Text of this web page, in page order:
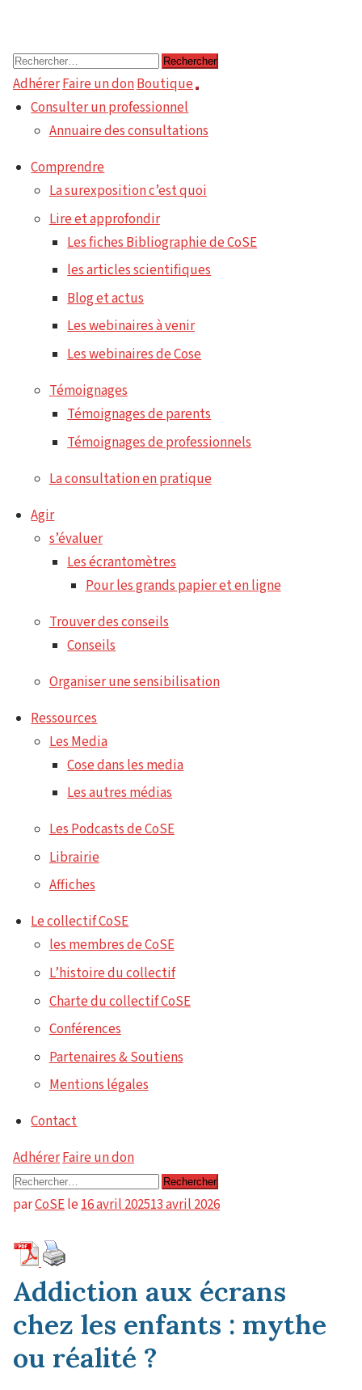
Rechercher :
AdhérerFaire un donBoutique
Consulter un professionnel
Annuaire des consultations
Comprendre
La surexposition c’est quoi
Lire et approfondir
Les fiches Bibliographie de CoSE
les articles scientifiques
Blog et actus
Les webinaires à venir
Les webinaires de Cose
Témoignages
Témoignages de parents
Témoignages de professionnels
La consultation en pratique
Agir
s’évaluer
Les écrantomètres
Pour les grands papier et en ligne
Trouver des conseils
Conseils
Organiser une sensibilisation
Ressources
Les Media
Cose dans les media
Les autres médias
Les Podcasts de CoSE
Librairie
Affiches
Le collectif CoSE
les membres de CoSE
L’histoire du collectif
Charte du collectif CoSE
Conférences
Partenaires & Soutiens
Mentions légales
Contact
AdhérerFaire un don
Rechercher :
parCoSEle16 avril 202513 avril 2026
Addiction aux écrans
chez les enfants : mythe
ou réalité ?